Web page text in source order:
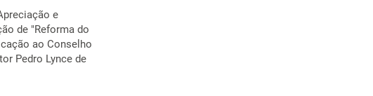
e
de "Reforma do
ao Conselho
Pedro Lynce de